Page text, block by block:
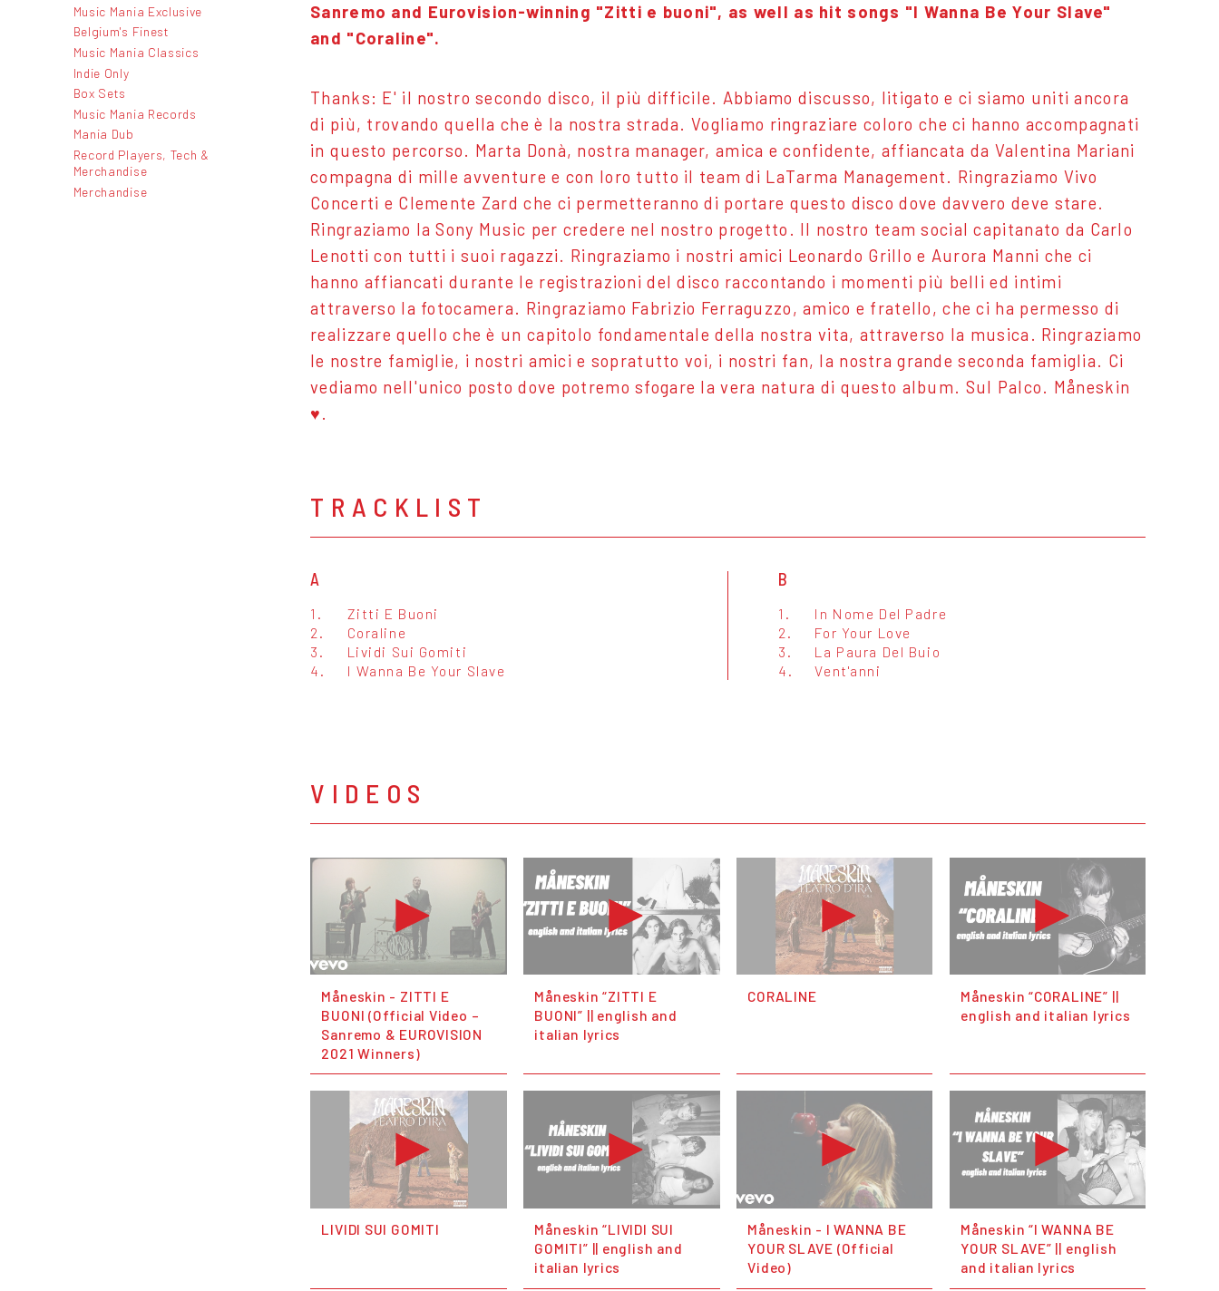
Music Mania Exclusive
Belgium's Finest
Music Mania Classics
Indie Only
Box Sets
Music Mania Records
Mania Dub
Record Players, Tech &
Merchandise
Merchandise
Sanremo and Eurovision-winning "Zitti e buoni", as well as hit songs "I Wanna Be Your Slave"
and "Coraline".
Thanks: E' il nostro secondo disco, il più difficile. Abbiamo discusso, litigato e ci siamo uniti ancora
di più, trovando quella che è la nostra strada. Vogliamo ringraziare coloro che ci hanno accompagnati
in questo percorso. Marta Donà, nostra manager, amica e confidente, affiancata da Valentina Mariani
compagna di mille avventure e con loro tutto il team di LaTarma Management. Ringraziamo Vivo
Concerti e Clemente Zard che ci permetteranno di portare questo disco dove davvero deve stare.
Ringraziamo la Sony Music per credere nel nostro progetto. Il nostro team social capitanato da Carlo
Lenotti con tutti i suoi ragazzi. Ringraziamo i nostri amici Leonardo Grillo e Aurora Manni che ci
hanno affiancati durante le registrazioni del disco raccontando i momenti più belli ed intimi
attraverso la fotocamera. Ringraziamo Fabrizio Ferraguzzo, amico e fratello, che ci ha permesso di
realizzare quello che è un capitolo fondamentale della nostra vita, attraverso la musica. Ringraziamo
le nostre famiglie, i nostri amici e sopratutto voi, i nostri fan, la nostra grande seconda famiglia. Ci
vediamo nell'unico posto dove potremo sfogare la vera natura di questo album. Sul Palco. Måneskin
♥.
TRACKLIST
A
1.
Zitti E Buoni
2.
Coraline
3.
Lividi Sui Gomiti
4.
I Wanna Be Your Slave
B
1.
In Nome Del Padre
2.
For Your Love
3.
La Paura Del Buio
4.
Vent'anni
VIDEOS
Måneskin - ZITTI E
BUONI (Official Video –
Sanremo & EUROVISION
2021 Winners)
Måneskin “ZITTI E
BUONI” || english and
italian lyrics
CORALINE
Måneskin “CORALINE” ||
english and italian lyrics
LIVIDI SUI GOMITI
Måneskin “LIVIDI SUI
GOMITI” || english and
italian lyrics
Måneskin - I WANNA BE
YOUR SLAVE (Official
Video)
Måneskin “I WANNA BE
YOUR SLAVE” || english
and italian lyrics